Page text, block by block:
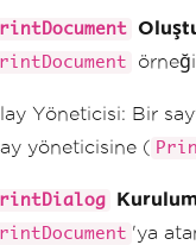
Yöneticisi: Bir
yöneticisine (
'ya